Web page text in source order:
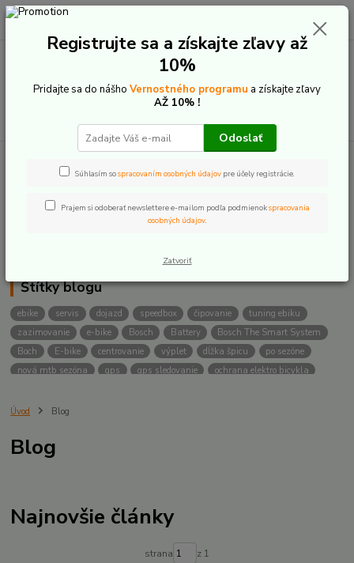
+421 907 20 22 33
0,00 €
Kategórie blogu
Techonológie a novinky
Štítky blogu
ebike servis dojazd speedbox čipovanie
tuning ebiku
zazimovanie
e-bike Bosch Battery
Bosch The Smart System
Boch
E-bike centrovanie výplet dĺžka špicu
po sezóne
nová mtb sezóna
gps gps sledovanie
ochrana elektro bicykla
Bosch ebike lock
dizajn
Úvod Blog
Blog
Najnovšie články
strana z 1
Registrujte sa a získajte zľavy až
10%
Pridajte sa do nášho Vernostného programu a získajte zľavy
AŽ 10% !
Odoslať
Súhlasím sospracovaním osobných údajov pre účely registrácie.
Prajem si odoberať newslettere e-mailom podľa podmienokspracovania
osobných údajov.
Zatvoriť